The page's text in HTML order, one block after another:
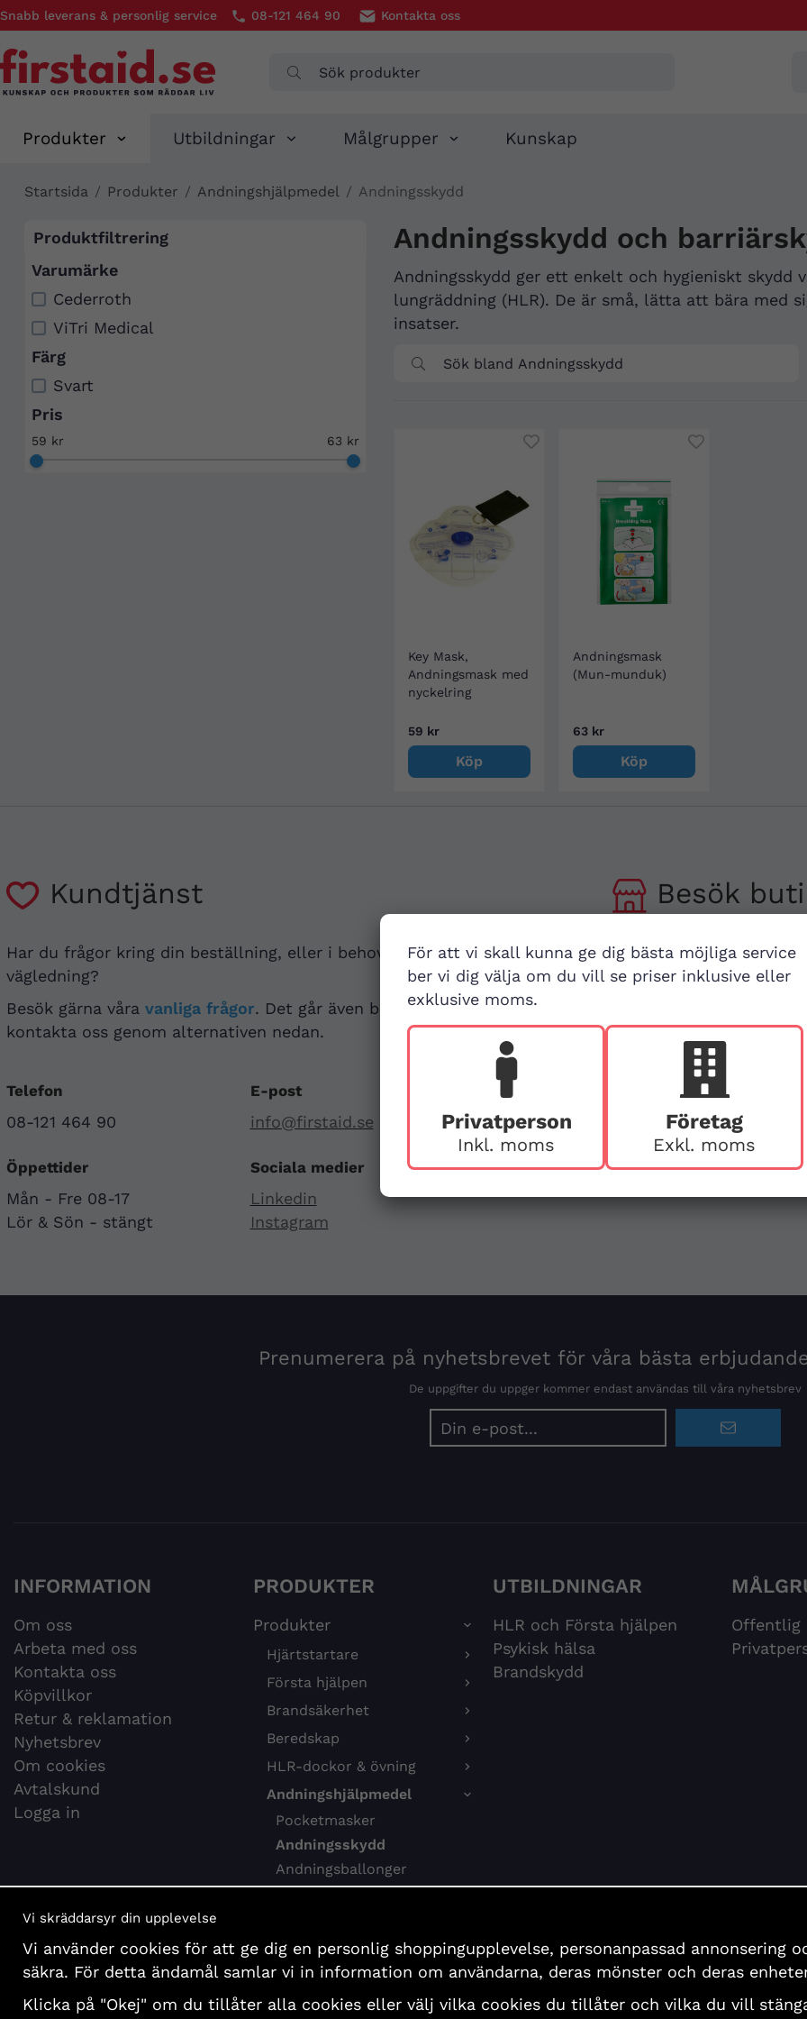
För att vi skall kunna ge dig bästa möjliga service
ber vi dig välja om du vill se priser inklusive eller
exklusive moms.
Privatperson
Inkl. moms
Företag
Exkl. moms
Snabb leverans & personlig service 08-121 464 90 Kontakta oss
Produkter Utbildningar Målgrupper Kunskap
Startsida / Produkter / Andningshjälpmedel / Andningsskydd
Produktfiltrering
Varumärke
Cederroth
ViTri Medical
Färg
Svart
Pris
59 kr 63 kr
Andningsskydd och
Andningsskydd ger ett enkelt och hygieniskt
lungräddning (HLR). De är små, lätta att bära
insatser.
Key Mask,
Andningsmask med
nyckelring
59 kr
Köp
Andningsmask
(Mun-munduk)
63 kr
Köp
Kundtjänst
Har du frågor kring din beställning, eller i behov av
vägledning?
Besök gärna våra vanliga frågor. Det går även bra att
kontakta oss genom alternativen nedan.
Telefon
08-121 464 90
E-post
info@firstaid.se
Öppettider
Mån - Fre 08-17
Lör & Sön - stängt
Sociala medier
Linkedin
Instagram
Besök
First Aid Sweden
Hägerstensvägen 125
Stockholm
Ring före vid besök
Prenumerera på nyhetsbrevet för våra bästa
De uppgifter du uppger kommer endast användas till våra nyhetsbrev
postadress
INFORMATION
Om oss
Arbeta med oss
Kontakta oss
Köpvillkor
Retur & reklamation
Nyhetsbrev
Om cookies
Avtalskund
Logga in
PRODUKTER
Produkter
Hjärtstartare
Första hjälpen
Brandsäkerhet
Beredskap
HLR-dockor & övning
Andningshjälpmedel
Pocketmasker
Andningsskydd
Andningsballonger
Böcker och affischer
Presentartiklar
UTBILDNINGAR
HLR och Första hjälpen
Psykisk hälsa
Brandskydd
Offentlig
Vi skräddarsyr din upplevelse
Vi använder cookies för att ge dig en personlig shoppingupplevelse, personanpassad
säkra. För detta ändamål samlar vi in information om användarna, deras mönster och deras
Klicka på "Okej" om du tillåter alla cookies eller välj vilka cookies du tillåter och vilka du vill